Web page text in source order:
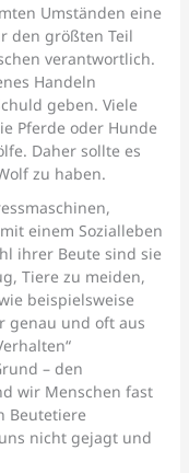
Umständen eine
den größten Teil
verantwortlich.
Handeln
geben. Viele
Pferde oder Hunde
Daher sollte es
zu haben.
einem Sozialleben
ihrer Beute sind sie
Tiere zu meiden,
beispielsweise
genau und oft aus
– den
wir Menschen fast
Beutetiere
nicht gejagt und